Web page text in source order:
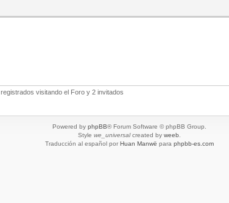
visitando el Foro y 2 invitados
Powered by phpBB® Forum Software © phpBB Group.
Style we_universalcreated by weeb
Traducción al español por Huan Manwë para phpbb-es.com